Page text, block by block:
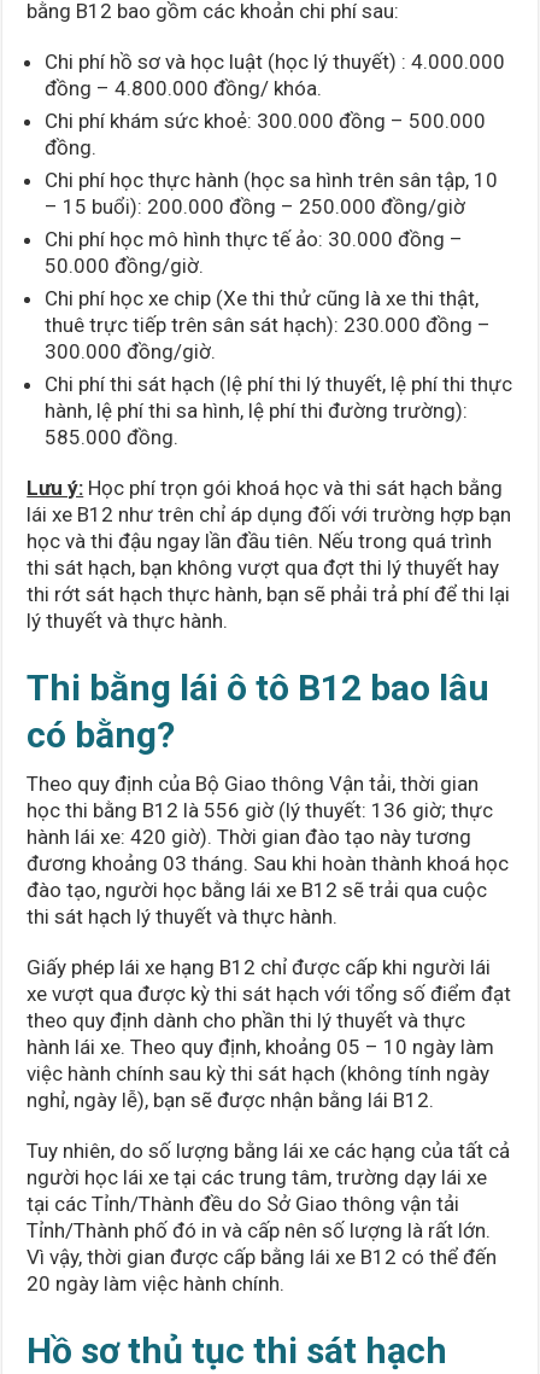
bằng B12 bao gồm các khoản chi phí sau:
Chi phí hồ sơ và học luật (học lý thuyết) : 4.000.000
đồng – 4.800.000 đồng/ khóa.
Chi phí khám sức khoẻ: 300.000 đồng – 500.000
đồng.
Chi phí học thực hành (học sa hình trên sân tập, 10
– 15 buổi): 200.000 đồng – 250.000 đồng/giờ
Chi phí học mô hình thực tế ảo: 30.000 đồng –
50.000 đồng/giờ.
Chi phí học xe chip (Xe thi thử cũng là xe thi thật,
thuê trực tiếp trên sân sát hạch): 230.000 đồng –
300.000 đồng/giờ.
Chi phí thi sát hạch (lệ phí thi lý thuyết, lệ phí thi thực
hành, lệ phí thi sa hình, lệ phí thi đường trường):
585.000 đồng.
Lưu ý: Học phí trọn gói khoá học và thi sát hạch bằng
lái xe B12 như trên chỉ áp dụng đối với trường hợp bạn
học và thi đậu ngay lần đầu tiên. Nếu trong quá trình
thi sát hạch, bạn không vượt qua đợt thi lý thuyết hay
thi rớt sát hạch thực hành, bạn sẽ phải trả phí để thi lại
lý thuyết và thực hành.
Thi bằng lái ô tô B12 bao lâu
có bằng?
Theo quy định của Bộ Giao thông Vận tải, thời gian
học thi bằng B12 là 556 giờ (lý thuyết: 136 giờ; thực
hành lái xe: 420 giờ). Thời gian đào tạo này tương
đương khoảng 03 tháng. Sau khi hoàn thành khoá học
đào tạo, người học bằng lái xe B12 sẽ trải qua cuộc
thi sát hạch lý thuyết và thực hành.
Giấy phép lái xe hạng B12 chỉ được cấp khi người lái
xe vượt qua được kỳ thi sát hạch với tổng số điểm đạt
theo quy định dành cho phần thi lý thuyết và thực
hành lái xe. Theo quy định, khoảng 05 – 10 ngày làm
việc hành chính sau kỳ thi sát hạch (không tính ngày
nghỉ, ngày lễ), bạn sẽ được nhận bằng lái B12.
Tuy nhiên, do số lượng bằng lái xe các hạng của tất cả
người học lái xe tại các trung tâm, trường dạy lái xe
tại các Tỉnh/Thành đều do Sở Giao thông vận tải
Tỉnh/Thành phố đó in và cấp nên số lượng là rất lớn.
Vì vậy, thời gian được cấp bằng lái xe B12 có thể đến
20 ngày làm việc hành chính.
Hồ sơ thủ tục thi sát hạch